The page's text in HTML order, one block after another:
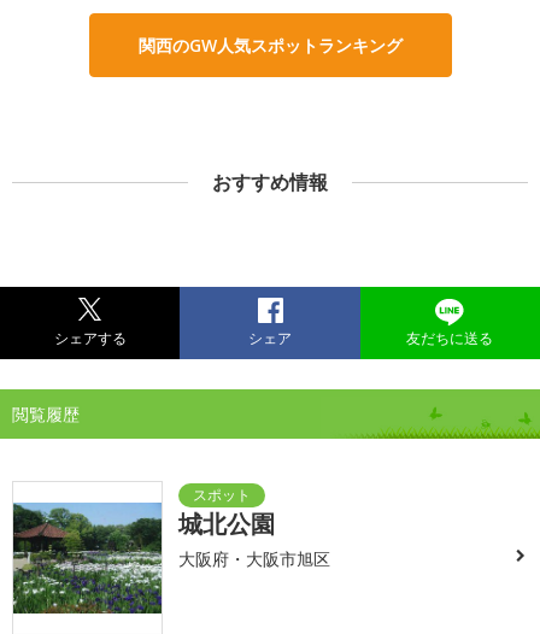
関西のGW人気スポットランキング
おすすめ情報
シェアする シェア 友だちに送る
閲覧履歴
城北公園
大阪府・大阪市旭区